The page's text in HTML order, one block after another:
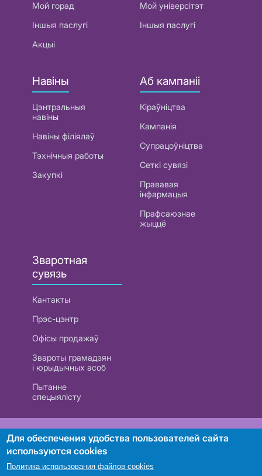
Мой горад
Іншыя паслугі
Акцыі
Мой універсітэт
Іншыя паслугі
Навіны
Цэнтральныя
навіны
Навіны філіялаў
Тэхнічныя работы
Закупкі
Аб кампаніі
Кіраўніцтва
Кампанія
Супрацоўніцтва
Сеткі сувязі
Прававая
інфармацыя
Прафсаюзнае
жыццё
Зваротная
сувязь
Кантакты
Прэс-цэнтр
Офісы продажаў
Звароты грамадзян
і юрыдычных асоб
Пытанне
спецыялісту
РУП «Белтэлекам». УНП 101007741
Для обеспечения удобства пользователей сайта
используются cookies
Политика использования файлов cookies